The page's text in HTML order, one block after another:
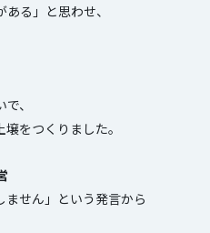
る」と思わせ、
、
をつくりました。
せん」という発言から